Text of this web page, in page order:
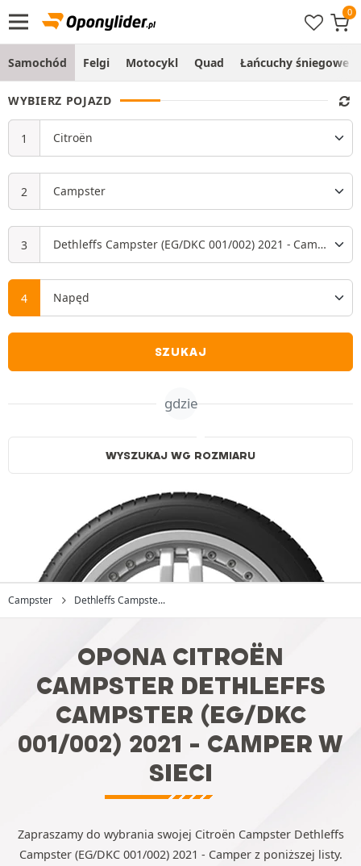
Samochód Felgi Motocykl Quad Łańcuchy śniegowe
WYBIERZ POJAZD
SZUKAJ
gdzie
WYSZUKAJ WG ROZMIARU
Campster Dethleffs Campste...
OPONA CITROËN
CAMPSTER DETHLEFFS
CAMPSTER (EG/DKC
001/002) 2021 - CAMPER W
SIECI
Zapraszamy do wybrania swojej Citroën Campster Dethleffs
Campster (EG/DKC 001/002) 2021 - Camper z poniższej listy.